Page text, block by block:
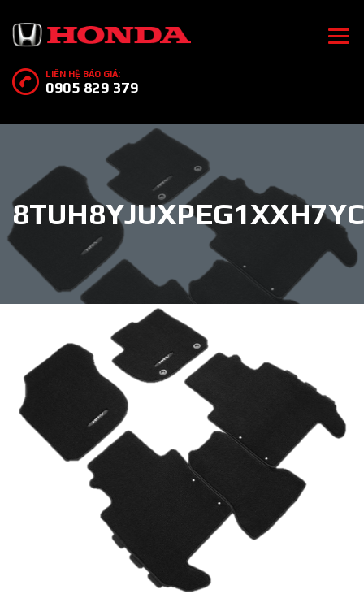
LIÊN HỆ BÁO GIÁ:
0905 829 379